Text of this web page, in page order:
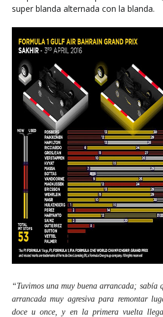
super blanda alternada con la blanda.
“Tuvimos una muy buena arrancada; sabía
arrancada muy agresiva para remontar
doce u once, y en la primera vuelta